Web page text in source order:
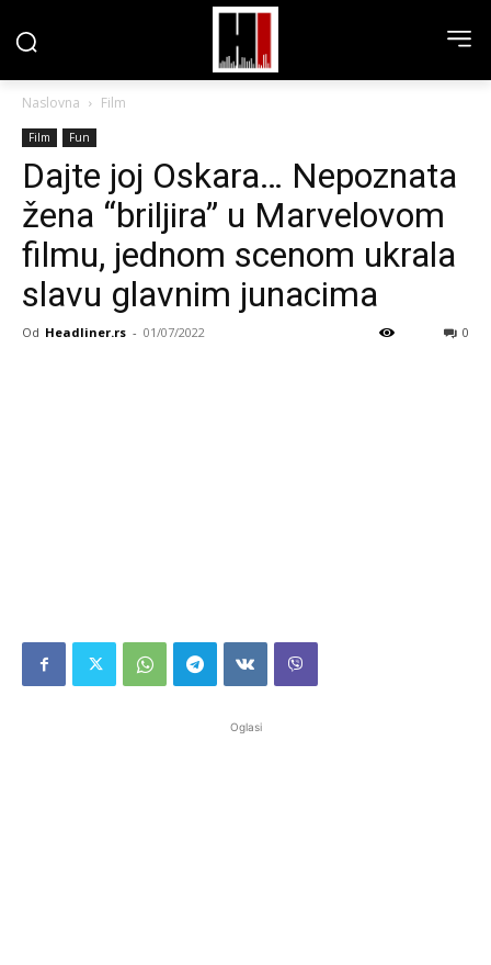
Naslovna Film
Film Fun
Dajte joj Oskara… Nepoznata
žena “briljira” u Marvelovom
filmu, jednom scenom ukrala
slavu glavnim junacima
Od Headliner.rs - 01/07/2022 0
Oglasi